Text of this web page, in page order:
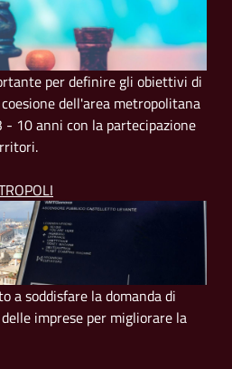
per definire gli obiettivi di
dell'area metropolitana
- 10 anni con la partecipazione
a soddisfare la domanda di
imprese per migliorare la